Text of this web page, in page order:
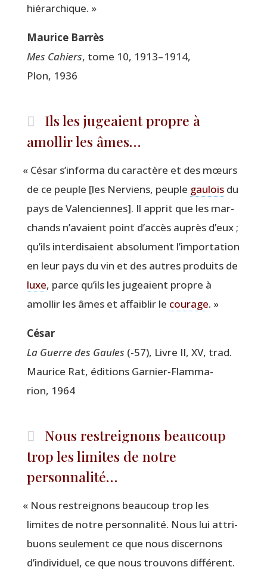
hiérarchique. »
Mau­rice Barrès
Mes Cahiers, tome 10, 1913– 1914,
Plon, 1936
Ils les jugeaient propre à
amollir les âmes…
« César s’informa du carac­tère et des mœurs
de ce peuple [les Ner­viens, peuple gau­loisdu
pays de Valen­ciennes]. Il apprit que les mar­
chands n’a­vaient point d’ac­cès auprès d’eux ;
qu’ils inter­di­saient abso­lu­ment l’im­por­ta­tion
en leur pays du vin et des autres pro­duits de
luxe, parce qu’ils les jugeaient propre à
amol­lir les âmes et affai­blir le cou­rage. »
César
La Guerre des Gaules (-57), Livre II, XV, trad.
Mau­rice Rat, édi­tions Gar­nier-Flam­ma­
rion, 1964
Nous restreignons beaucoup
trop les limites de notre
personnalité…
« Nous restrei­gnons beau­coup trop les
limites de notre per­son­na­li­té. Nous lui attri­
buons seule­ment ce que nous dis­cer­nons
d’in­di­vi­duel, ce que nous trou­vons dif­fé­rent.